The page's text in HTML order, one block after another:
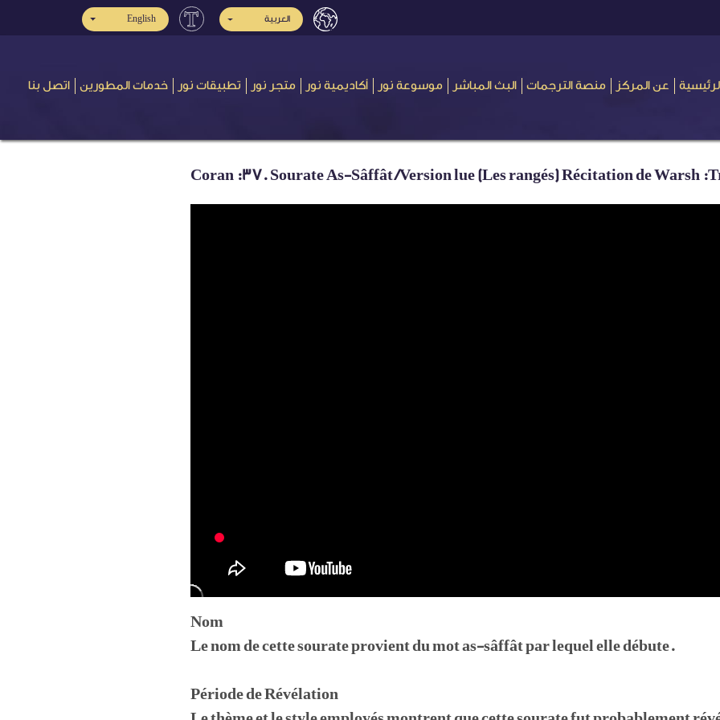
العربية English
عن المركز منصة الترجمات البث المباشر موسوعة نور أكاديمية نور متجر نور تطبيقات نور خدمات المطورين اتصل بنا
Coran :37. Sourate As-Sâffât /Version lue (Les rangés) Récitation de Warsh
Nom
Le nom de cette sourate provient du mot as-sâffât par lequel elle débute.
Période de Révélation